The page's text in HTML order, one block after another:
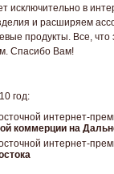
исключительно в
и расширяем
продукты. Все, что
Спасибо Вам!
год:
интернет-
коммерции на
интернет-